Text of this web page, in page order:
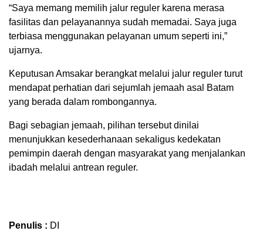
“Saya memang memilih jalur reguler karena merasa
fasilitas dan pelayanannya sudah memadai. Saya juga
terbiasa menggunakan pelayanan umum seperti ini,”
ujarnya.
Keputusan Amsakar berangkat melalui jalur reguler turut
mendapat perhatian dari sejumlah jemaah asal Batam
yang berada dalam rombongannya.
Bagi sebagian jemaah, pilihan tersebut dinilai
menunjukkan kesederhanaan sekaligus kedekatan
pemimpin daerah dengan masyarakat yang menjalankan
ibadah melalui antrean reguler.
Penulis : DI